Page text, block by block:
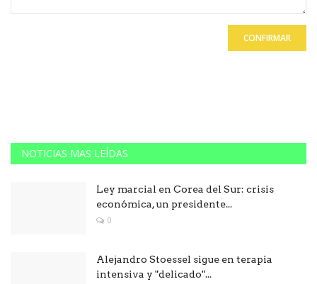
CONFIRMAR
NOTICIAS MAS LEÍDAS
Ley marcial en Corea del Sur: crisis
económica, un presidente...
0
Alejandro Stoessel sigue en terapia
intensiva y "delicado"...